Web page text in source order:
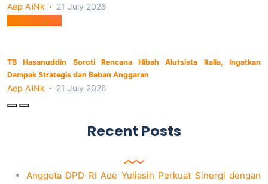
Aep A'iNk 21 July 2026
Berita Utama
TB Hasanuddin Soroti Rencana Hibah Alutsista Italia, Ingatkan
Dampak Strategis dan Beban Anggaran
Aep A'iNk 21 July 2026
Recent Posts
Anggota DPD RI Ade Yuliasih Perkuat Sinergi dengan